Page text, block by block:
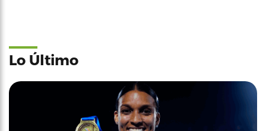
Lo Último